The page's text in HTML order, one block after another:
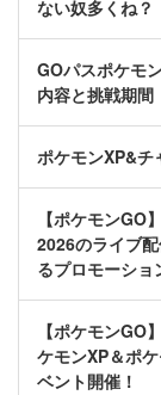
ない奴多くね？
GOパスポケモ
内容と挑戦期間
ポケモンXP&チ
【ポケモンGO
2026のライブ
るプロモーショ
【ポケモンGO
ケモンXP＆ポ
ベント開催！